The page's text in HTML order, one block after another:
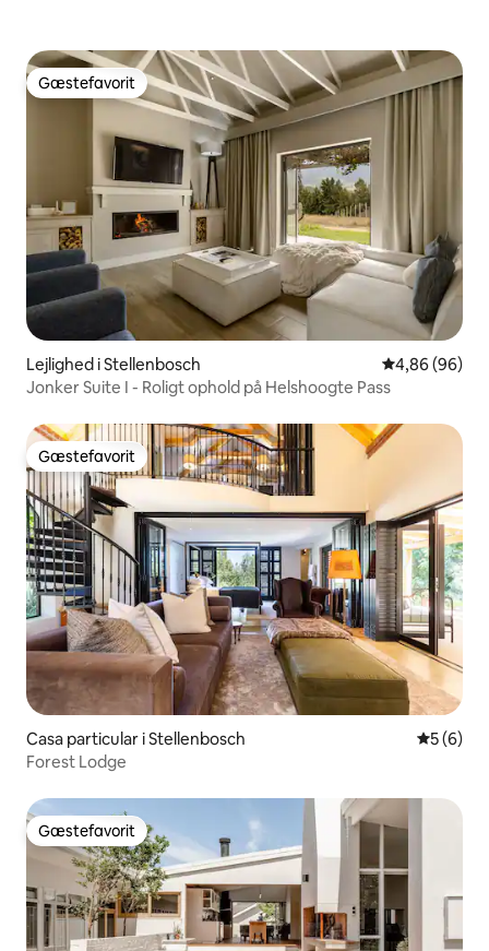
Gæstefavorit
Gæstefavorit
Lejlighed i Stellenbosch 4,86 ud af 5 i
4,86 (96)
Jonker Suite I - Roligt ophold på Helshoogte Pass
Gæstefavorit
Gæstefavorit
Casa particular i Stellenbosch 5 ud af 5
5 (6)
Forest Lodge
Gæstefavorit
Gæstefavorit